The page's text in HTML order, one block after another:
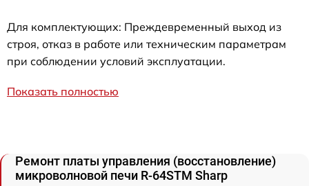
Для комплектующих: Преждевременный выход из
строя, отказ в работе или техническим параметрам
при соблюдении условий эксплуатации.
Показать полностью
Ремонт платы управления (восстановление)
микроволновой печи R-64STM Sharp